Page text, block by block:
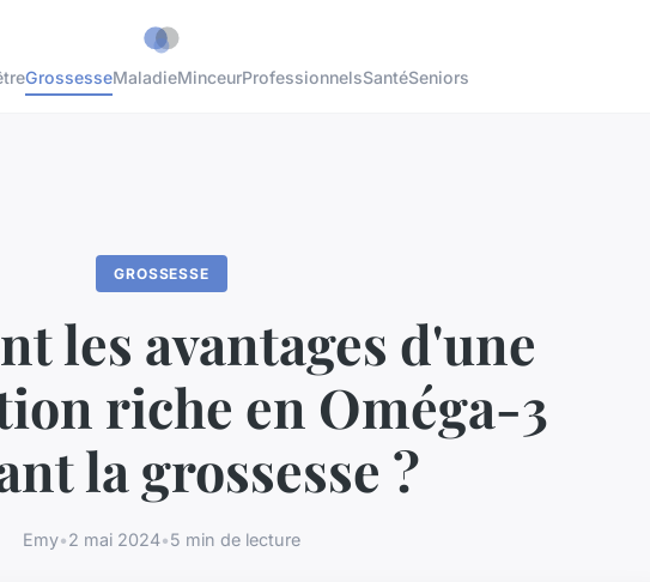
GrossesseMaladieMinceurProfessionnelsSantéSeniors
GROSSESSE
les avantages d'une
riche en Oméga-3
la grossesse ?
Emy•2 mai 2024•5 min de lecture